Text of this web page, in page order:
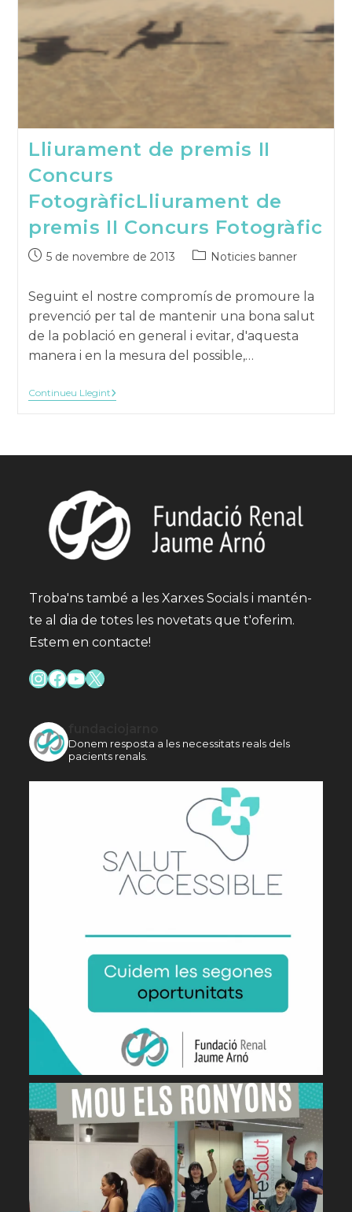
Lliurament de premis II
Concurs
FotogràficLliurament de
premis II Concurs Fotogràfic
Publicat
5 de novembre de 2013
Categoria
publicació:
Noticies banner
Seguint el nostre compromís de promoure la
prevenció per tal de mantenir una bona salut
de la població en general i evitar, d'aquesta
manera i en la mesura del possible,…
Continueu LlegintLliurament
FotogràficLliurament
Concurs
Fotogràfic
Troba'ns també a les Xarxes Socials i mantén-
te al dia de totes les novetats que t'oferim.
Estem en contacte!
Instagram
Facebook
YouTube
X
Donem resposta a les necessitats reals dels
pacients renals.